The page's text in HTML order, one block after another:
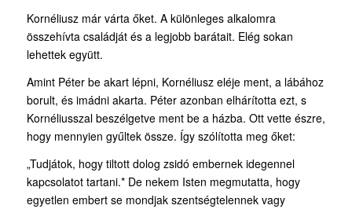
Kornéliusz már várta őket. A különleges alkalomra
összehívta családját és a legjobb barátait. Elég sokan
lehettek együtt.
Amint Péter be akart lépni, Kornéliusz eléje ment, a lábához
borult, és imádni akarta. Péter azonban elhárította ezt, s
Kornéliusszal beszélgetve ment be a házba. Ott vette észre,
hogy mennyien gyűltek össze. Így szólította meg őket:
„Tudjátok, hogy tiltott dolog zsidó embernek idegennel
kapcsolatot tartani.* De nekem Isten megmutatta, hogy
egyetlen embert se mondjak szentségtelennek vagy